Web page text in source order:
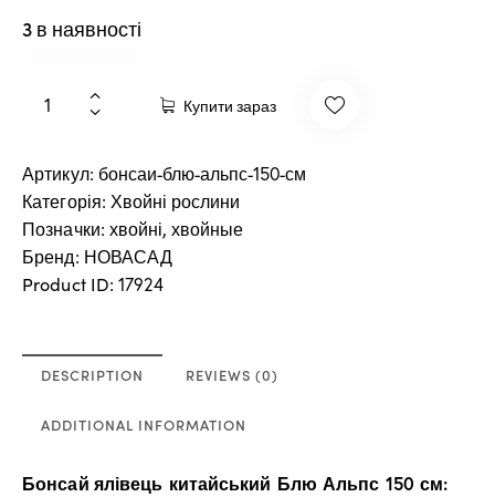
3 в наявності
Купити зараз
Артикул: бонсаи-блю-альпс-150-см
Категорія:Хвойні рослини
Позначки: хвойні,хвойные
Бренд: НОВАСАД
Product ID:17924
DESCRIPTION REVIEWS (0)
ADDITIONAL INFORMATION
Бонсай ялівець китайський Блю Альпс 150 см: